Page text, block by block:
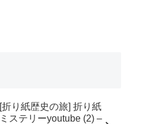
[折り紙歴史の旅] 折り紙
ミステリーyoutube (2) –